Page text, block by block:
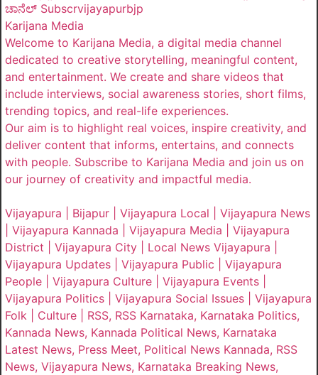
ಚಾನೆಲ್ Subscrvijayapurbjp
Karijana Media
Welcome to Karijana Media, a digital media channel
dedicated to creative storytelling, meaningful content,
and entertainment. We create and share videos that
include interviews, social awareness stories, short films,
trending topics, and real-life experiences.
Our aim is to highlight real voices, inspire creativity, and
deliver content that informs, entertains, and connects
with people. Subscribe to Karijana Media and join us on
our journey of creativity and impactful media.
Vijayapura | Bijapur | Vijayapura Local | Vijayapura News
| Vijayapura Kannada | Vijayapura Media | Vijayapura
District | Vijayapura City | Local News Vijayapura |
Vijayapura Updates | Vijayapura Public | Vijayapura
People | Vijayapura Culture | Vijayapura Events |
Vijayapura Politics | Vijayapura Social Issues | Vijayapura
Folk | Culture | RSS, RSS Karnataka, Karnataka Politics,
Kannada News, Kannada Political News, Karnataka
Latest News, Press Meet, Political News Kannada, RSS
News, Vijayapura News, Karnataka Breaking News,